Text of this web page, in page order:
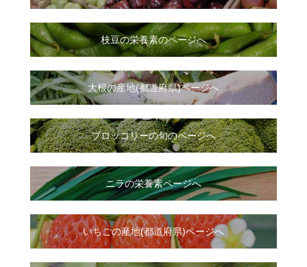
枝豆の栄養素のページへ
大根の産地(都道府県)ページへ
ブロッコリーの旬のページへ
ニラの栄養素ページへ
いちごの産地(都道府県)ページへ